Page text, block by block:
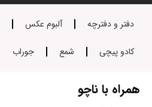
دفتر و دفترچه آلبوم عکس
کادو پیچی شمع جوراب
همراه با ناچو